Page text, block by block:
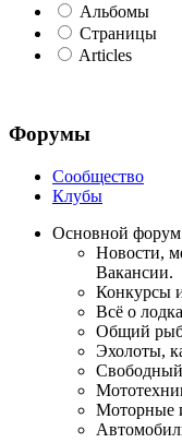
Альбомы
Страницы
Articles
Форумы
Сообщество
Клубы
Основной форум
Новости,
Вакансии.
Конкурсы
Всё о
Общий
Эхолоты,
Моторные